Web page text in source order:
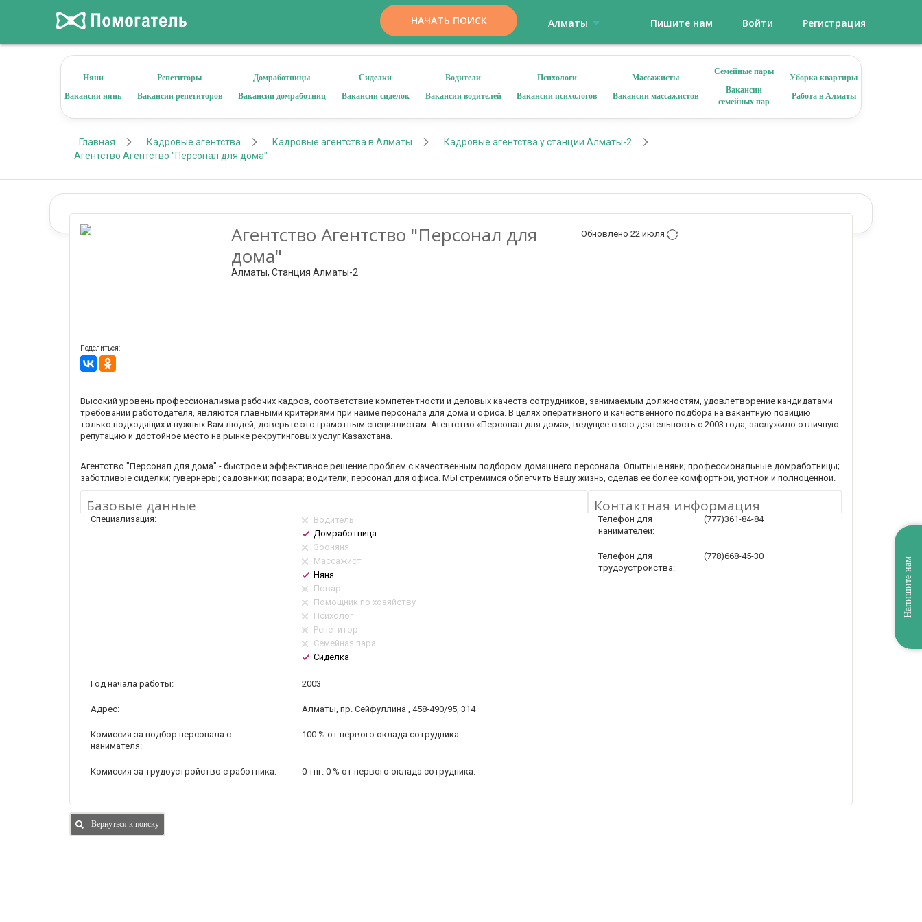
НАЧАТЬ ПОИСК Алматы Пишите нам Войти Регистрация
Няни
Вакансии нянь
Репетиторы
Вакансии репетиторов
Домработницы
Вакансии домработниц
Сиделки
Вакансии сиделок
Водители
Вакансии водителей
Психологи
Вакансии психологов
Массажисты
Вакансии массажистов
Семейные пары
Вакансии
семейных пар
Уборка квартиры
Работа в Алматы
Главная Кадровые агентства Кадровые агентства в Алматы
Кадровые агентства у станции Алматы-2
Агентство Агентство "Персонал для дома"
Агентство Агентство "Персонал для
дома"
Алматы, Станция Алматы-2
Обновлено 22 июля
Поделиться:
Высокий уровень профессионализма рабочих кадров, соответствие компетентности и деловых качеств сотрудников, занимаемым должностям, удовлетворение кандидатами
требований работодателя, являются главными критериями при найме персонала для дома и офиса. В целях оперативного и качественного подбора на вакантную позицию
только подходящих и нужных Вам людей, доверьте это грамотным специалистам. Агентство «Персонал для дома», ведущее свою деятельность с 2003 года, заслужило отличную
репутацию и достойное место на рынке рекрутинговых услуг Казахстана.
Агентство "Персонал для дома" - быстрое и эффективное решение проблем с качественным подбором домашнего персонала. Опытные няни; профессиональные домработницы;
заботливые сиделки; гувернеры; садовники; повара; водители; персонал для офиса. МЫ стремимся облегчить Вашу жизнь, сделав ее более комфортной, уютной и полноценной.
Базовые данные
Специализация:
Водитель
Домработница
Зооняня
Массажист
Няня
Повар
Помощник по хозяйству
Психолог
Репетитор
Семейная пара
Сиделка
Год начала работы: 2003
Адрес: Алматы, пр. Сейфуллина , 458-490/95, 314
Комиссия за подбор персонала с
нанимателя:
100 % от первого оклада сотрудника.
Комиссия за трудоустройство с работника: 0 тнг.0 % от первого оклада сотрудника.
Контактная информация
Телефон для
нанимателей:
(777)361-84-84
Телефон для
трудоустройства:
(778)668-45-30
Вернуться к поиску
Напишите нам